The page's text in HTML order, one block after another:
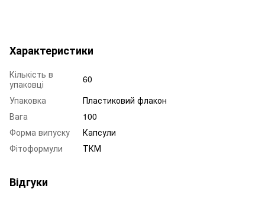
Характеристики
Кількість в
упаковці
60
Упаковка
Пластиковий флакон
Вага
100
Форма випуску
Капсули
Фітоформули
ТКМ
Відгуки